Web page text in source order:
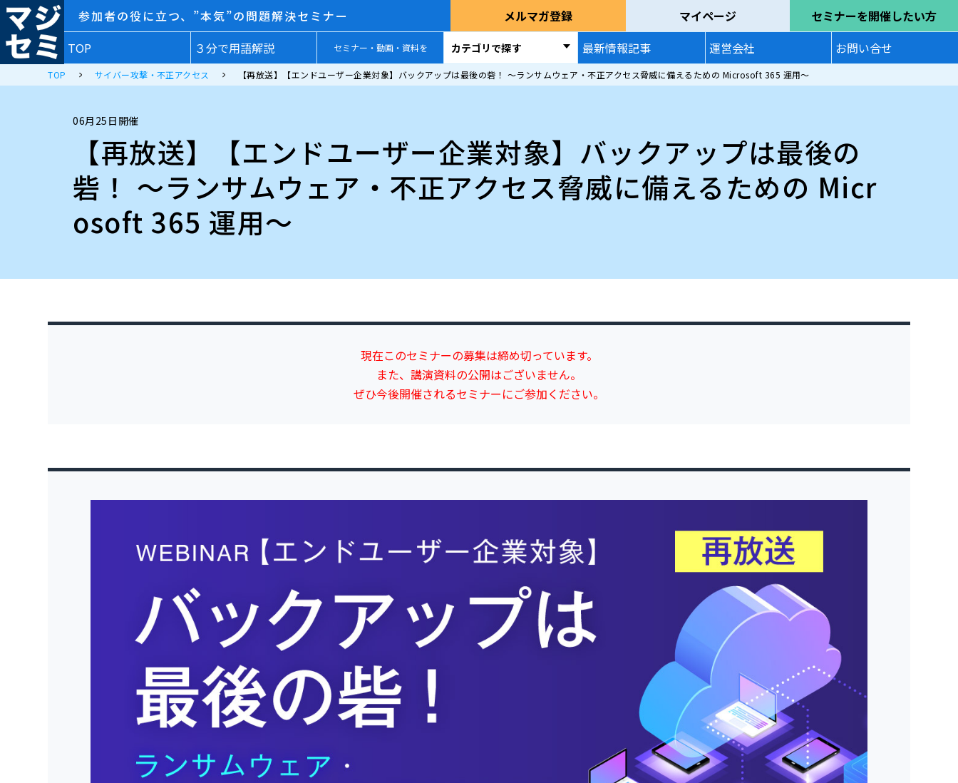
参加者の役に立つ、”本気”の問題解決セミナー メルマガ登録 マイページ
セミナーを開催したい方
TOP
３分で用語解説 セミナー・動画・資料を カテゴリで探す 最新情報記事 運営会社 お問い合せ
TOP サイバー攻撃・不正アクセス 【再放送】【エンドユーザー企業対象】バックアップは最後の砦！ ～ランサムウェア・不正アクセス脅威に備えるための Microsoft 365 運用～
06月25日開催
【再放送】【エンドユーザー企業対象】バックアップは最後の
砦！ ～ランサムウェア・不正アクセス脅威に備えるための Micr
osoft 365 運用～
現在このセミナーの募集は締め切っています。
また、講演資料の公開はございません。
ぜひ今後開催されるセミナーにご参加ください。